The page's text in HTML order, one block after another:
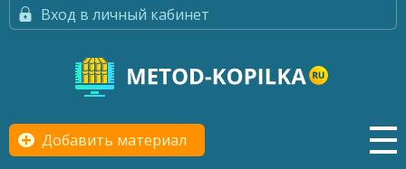
Вход в личный кабинет
Добавить материал